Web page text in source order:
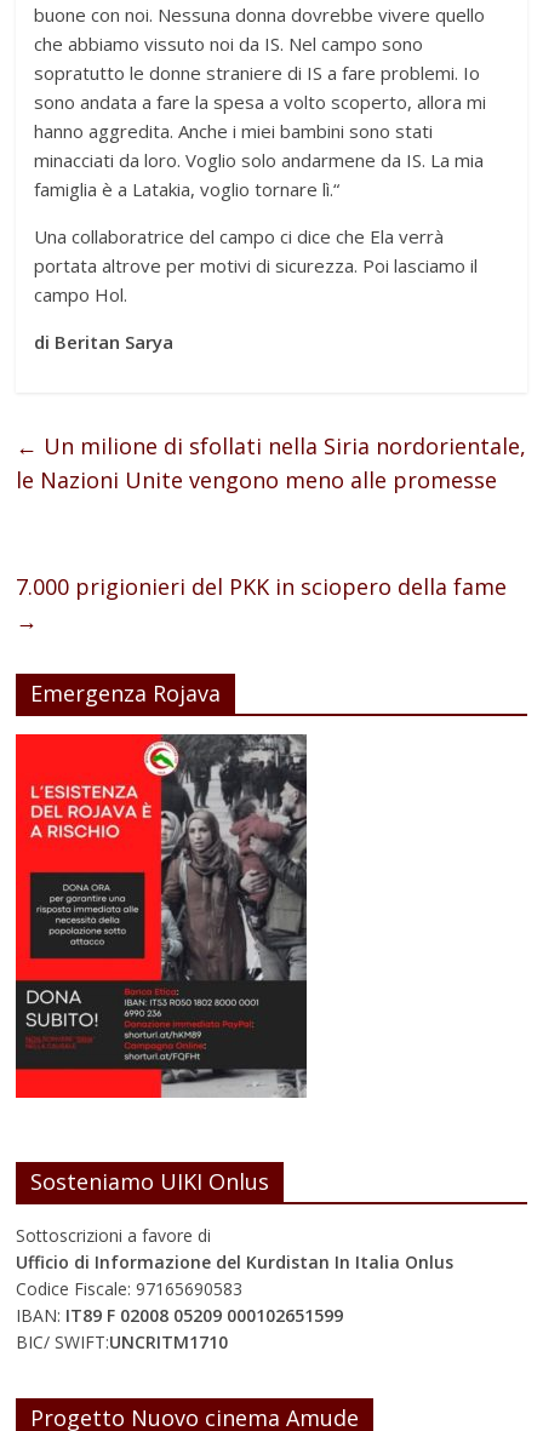
buone con noi. Nessuna donna dovrebbe vivere quello
che abbiamo vissuto noi da IS. Nel campo sono
sopratutto le donne straniere di IS a fare problemi. Io
sono andata a fare la spesa a volto scoperto, allora mi
hanno aggredita. Anche i miei bambini sono stati
minacciati da loro. Voglio solo andarmene da IS. La mia
famiglia è a Latakia, voglio tornare lì.“
Una collaboratrice del campo ci dice che Ela verrà
portata altrove per motivi di sicurezza. Poi lasciamo il
campo Hol.
di Beritan Sarya
← Un milione di sfollati nella Siria nordorientale,
le Nazioni Unite vengono meno alle promesse
7.000 prigionieri del PKK in sciopero della fame
→
Emergenza Rojava
Sosteniamo UIKI Onlus
Sottoscrizioni a favore di
Ufficio di Informazione del Kurdistan In Italia Onlus
Codice Fiscale: 97165690583
IBAN: IT89 F 02008 05209 000102651599
BIC/ SWIFT:UNCRITM1710
Progetto Nuovo cinema Amude